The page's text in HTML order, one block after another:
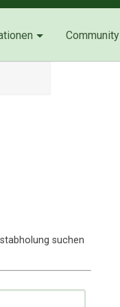
Community
suchen